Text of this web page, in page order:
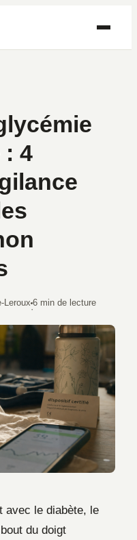
: 4
Leroux
·
6 min de lecture
avec le diabète, le
du doigt